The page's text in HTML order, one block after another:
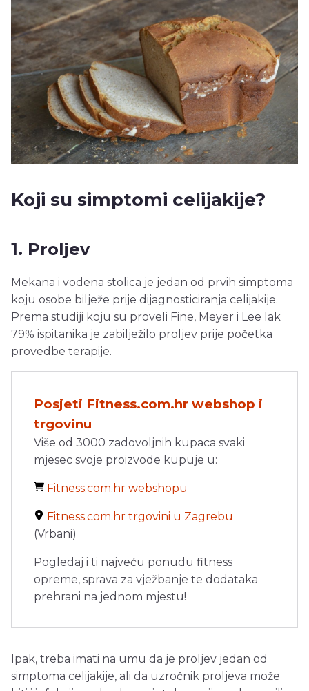
Koji su simptomi celijakije?
1. Proljev
Mekana i vodena stolica je jedan od prvih simptoma
koju osobe bilježe prije dijagnosticiranja celijakije.
Prema studiji koju su proveli Fine, Meyer i Lee lak
79% ispitanika je zabilježilo proljev prije početka
provedbe terapije.
Posjeti Fitness.com.hr webshop i
trgovinu
Više od 3000 zadovoljnih kupaca svaki
mjesec svoje proizvode kupuje u:
Fitness.com.hr webshopu
Fitness.com.hr trgovini u Zagrebu
(Vrbani)
Pogledaj i ti najveću ponudu fitness
opreme, sprava za vježbanje te dodataka
prehrani na jednom mjestu!
Ipak, treba imati na umu da je proljev jedan od
simptoma celijakije, ali da uzročnik proljeva može